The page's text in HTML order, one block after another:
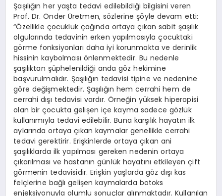
Şaşılığın her yaşta tedavi edilebildiği bilgisini veren
Prof. Dr. Önder Üretmen, sözlerine şöyle devam etti:
“Özellikle çocukluk çağında ortaya çıkan sabit şaşılık
olgularında tedavinin erken yapılmasıyla çocuktaki
görme fonksiyonları daha iyi korunmakta ve derinlik
hissinin kaybolması önlenmektedir. Bu nedenle
şaşılıktan şüphelenildiği anda göz hekimine
başvurulmalıdır. Şaşılığın tedavisi tipine ve nedenine
göre değişmektedir. Şaşılığın hem cerrahi hem de
cerrahi dışı tedavisi vardır. Örneğin yüksek hiperopisi
olan bir çocukta gelişen içe kayma sadece gözlük
kullanımıyla tedavi edilebilir. Buna karşılık hayatın ilk
aylarında ortaya çıkan kaymalar genellikle cerrahi
tedavi gerektirir. Erişkinlerde ortaya çıkan ani
şaşılıklarda ilk yapılması gereken nedenin ortaya
çıkarılması ve hastanın günlük hayatını etkileyen çift
görmenin tedavisidir. Erişkin yaşlarda göz dışı kas
felçlerine bağlı gelişen kaymalarda botoks
enjeksiyonuyla olumlu sonuçlar alınmaktadır. Kullanılan